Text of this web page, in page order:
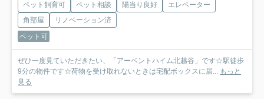
ペット飼育可 ペット相談 陽当り良好
エレベーター
角部屋
リノベーション済
ペット可
ぜひ一度見ていただきたい、「アーベントハイム北越谷」です☆駅徒歩
9分の物件です☆荷物を受け取れないときは宅配ボックスに届... もっと
見る